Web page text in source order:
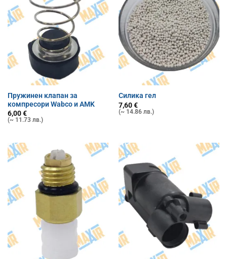
Пружинен клапан за
компресори Wabco и AMK
6,00€
(~ 11.73 лв.)
Силика гел
7,60€
(~ 14.86 лв.)